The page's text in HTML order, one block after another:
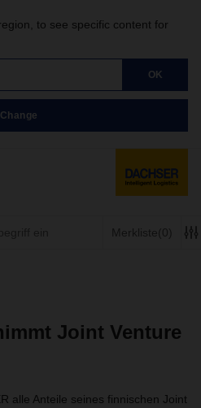
to see specific content for
OK
Change
Merkliste(0)
Joint Venture
alle Anteile seines finnischen Joint